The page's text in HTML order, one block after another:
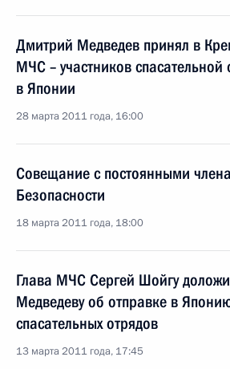
Дмитрий Медведев принял в
МЧС – участников спасательной
в Японии
28 марта 2011 года, 16:00
Совещание с постоянными
Безопасности
18 марта 2011 года, 18:00
Глава МЧС Сергей Шойгу
Медведеву об отправке в
спасательных отрядов
13 марта 2011 года, 17:45